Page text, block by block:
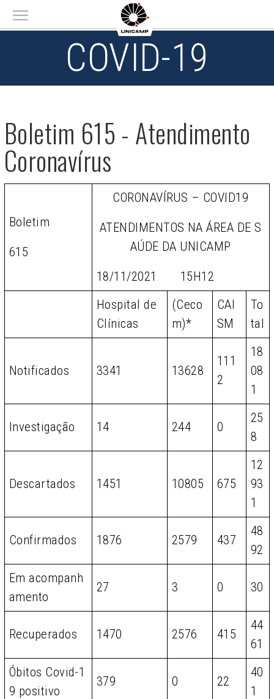
Main menu
COVID-19
Boletim 615 - Atendimento
Coronavírus
Boletim
615
CORONAVÍRUS – COVID19
ATENDIMENTOS NA ÁREA DE S
AÚDE DA UNICAMP
18/11/2021 15H12
Hospital de
Clínicas
(Ceco
m)*
CAI
SM
To
tal
Notificados 3341 13628
111
2
18
08
1
Investigação 14 244 0
25
8
Descartados 1451 10805 675
12
93
1
Confirmados 1876 2579 437
48
92
Em acompanh
amento
27 3 0 30
Recuperados 1470 2576 415
44
61
Óbitos Covid-1
9 positivo
379 0 22
40
1